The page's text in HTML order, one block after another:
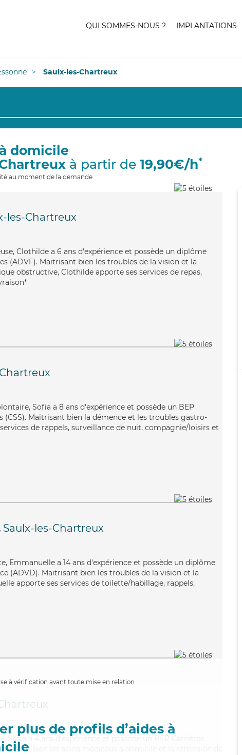
QUI SOMMES-NOUS ? IMPLANTATIONS
Saulx-les-Chartreux
domicile
à partir de 19,90€/h*
au moment de la demande
les-Chartreux
Clothilde a 6 ans d'expérience et possède un diplôme
(ADVF). Maitrisant bien les troubles de la vision et la
obstructive, Clothilde apporte ses services de repas,
Sofia a 8 ans d'expérience et possède un BEP
(CSS). Maitrisant bien la démence et les troubles gastro-
de rappels, surveillance de nuit, compagnie/loisirs et
Saulx-les-Chartreux
Emmanuelle a 14 ans d'expérience et possède un diplôme
(ADVD). Maitrisant bien les troubles de la vision et la
apporte ses services de toilette/habillage, rappels,
à vérification avant toute mise en relation
plus de profils d’aides à
Sofia a 4 ans d'expérience et possède un BEP Carrières
bien les soins médicaux à domicile et la rémission de